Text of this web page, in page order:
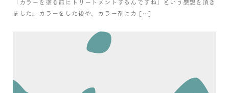
「カラーを塗る前にトリートメントするんですね」という感想を頂き
ました。カラーをした後や、カラー剤にカ […]